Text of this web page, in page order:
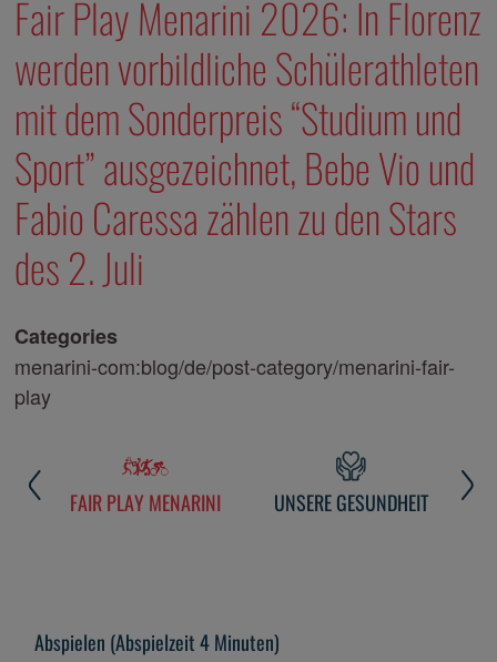
Fair Play Menarini 2026: In Florenz
werden vorbildliche Schülerathleten
mit dem Sonderpreis “Studium und
Sport” ausgezeichnet, Bebe Vio und
Fabio Caressa zählen zu den Stars
des 2. Juli
Categories
menarini-com:blog/de/post-category/menarini-fair-
play
FAIR PLAY MENARINI UNSERE GESUNDHEIT
Abspielen (Abspielzeit 4 Minuten)